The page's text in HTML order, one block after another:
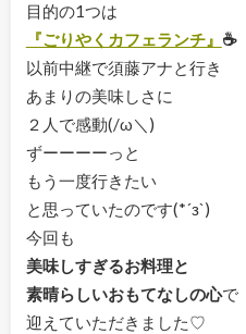
目的の1つは
『ごりやくカフェランチ』 ☕
以前中継で須藤アナと行き
あまりの美味しさに
２人で感動(/ω＼)
ずーーーーっと
もう一度行きたい
と思っていたのです(*´з`)
今回も
美味しすぎるお料理と
素晴らしいおもてなしの心で
迎えていただきました♡